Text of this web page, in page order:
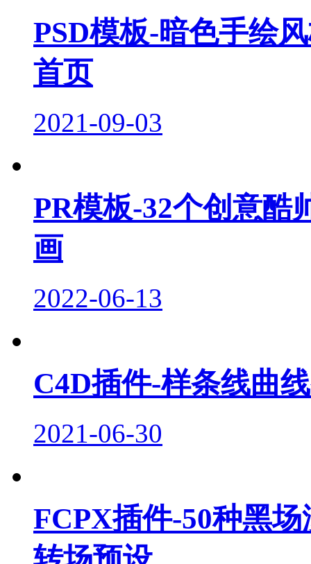
PSD模板-暗色手绘
首页
2021-09-03
PR模板-32个创意酷
画
2022-06-13
C4D插件-样条线曲
2021-06-30
FCPX插件-50种黑